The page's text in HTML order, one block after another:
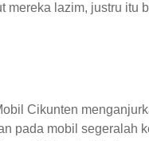
mereka lazim, justru itu
Cikunten
pada mobil segeralah